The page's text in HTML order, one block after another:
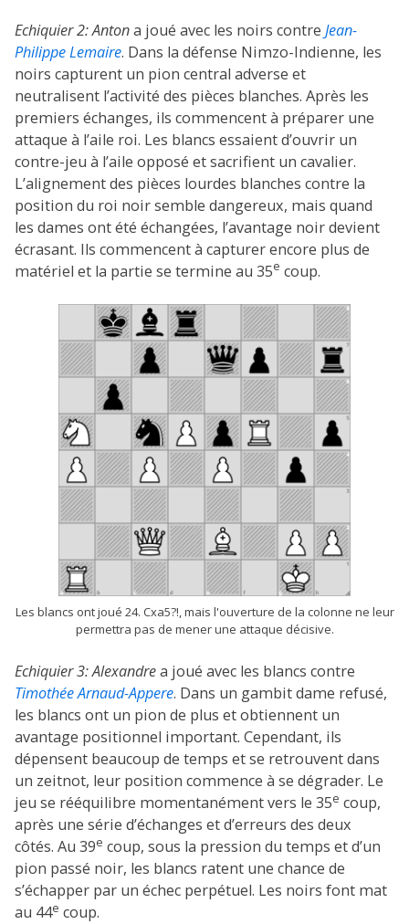
Echiquier 2:Antona joué avec les noirs contreJean-
Philippe Lemaire. Dans la défense Nimzo-Indienne, les
noirs capturent un pion central adverse et
neutralisent l’activité des pièces blanches. Après les
premiers échanges, ils commencent à préparer une
attaque à l’aile roi. Les blancs essaient d’ouvrir un
contre-jeu à l’aile opposé et sacrifient un cavalier.
L’alignement des pièces lourdes blanches contre la
position du roi noir semble dangereux, mais quand
les dames ont été échangées, l’avantage noir devient
écrasant. Ils commencent à capturer encore plus de
matériel et la partie se termine au 35e coup.
Les blancs ont joué 24. Cxa5?!, mais l'ouverture de la colonne ne leur
permettra pas de mener une attaque décisive.
Echiquier 3:Alexandrea joué avec les blancs contre
Timothée Arnaud-Appere. Dans un gambit dame refusé,
les blancs ont un pion de plus et obtiennent un
avantage positionnel important. Cependant, ils
dépensent beaucoup de temps et se retrouvent dans
un zeitnot, leur position commence à se dégrader. Le
jeu se rééquilibre momentanément vers le 35e coup,
après une série d’échanges et d’erreurs des deux
côtés. Au 39e coup, sous la pression du temps et d’un
pion passé noir, les blancs ratent une chance de
s’échapper par un échec perpétuel. Les noirs font mat
au 44e coup.